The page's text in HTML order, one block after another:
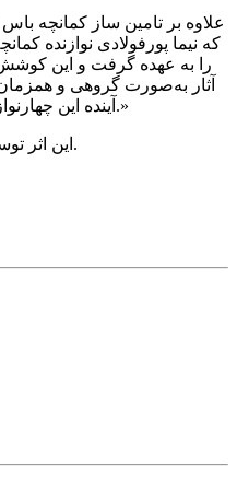
علاوه بر تامین ساز کمانچه
که نیما پورفولادی نوازنده‌
را به عهده گرفت و این
آثار به‌صورت گروهی و
آینده این چهارنوازی بیانی پخته‌تر و غنی‌تر را بپروراند.»
این اثر توسط نشر «ماهور» منتشر شده است.